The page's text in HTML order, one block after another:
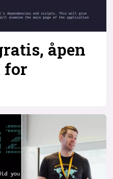
åpen
for